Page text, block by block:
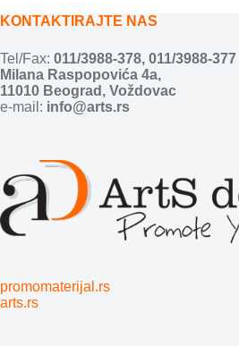
KONTAKTIRAJTE NAS
Tel/Fax: 011/3988-378, 011/3988-377
Milana Raspopovića 4a,
11010 Beograd, Voždovac
e-mail: info@arts.rs
promomaterijal.rs
arts.rs